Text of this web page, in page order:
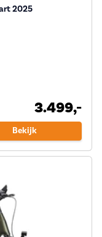
2025
3.499,-
Bekijk